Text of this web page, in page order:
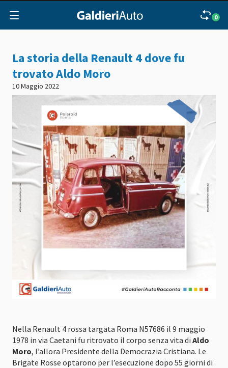
0
La storia della Renault 4 dove fu
trovato Aldo Moro
10 Maggio 2022
Nella Renault 4 rossa targata Roma N57686 il 9 maggio
1978 in via Caetani fu ritrovato il corpo senza vita di Aldo
Moro, l’allora Presidente della Democrazia Cristiana. Le
Brigate Rosse optarono per l’esecuzione dopo 55 giorni di